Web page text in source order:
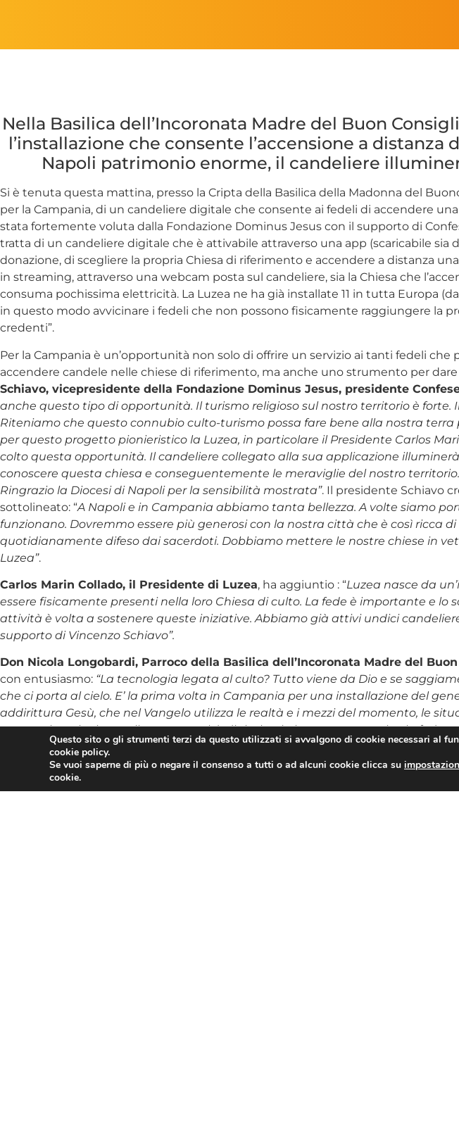
Nella Basilica dell’Incoronata Madre del Buon
l’installazione che consente l’accensione a distanza
Napoli patrimonio enorme, il candeliere
Si è tenuta questa mattina, presso la Cripta della Basilica della Madonna del
per la Campania, di un candeliere digitale che consente ai fedeli di accendere
stata fortemente voluta dalla Fondazione Dominus Jesus con il supporto di
tratta di un candeliere digitale che è attivabile attraverso una app (scaricabile
donazione, di scegliere la propria Chiesa di riferimento e accendere a distanza
in streaming, attraverso una webcam posta sul candeliere, sia la Chiesa che
consuma pochissima elettricità. La Luzea ne ha già installate 11 in tutta Europa
in questo modo avvicinare i fedeli che non possono fisicamente raggiungere la
credenti”.
Per la Campania è un’opportunità non solo di offrire un servizio ai tanti fedeli
accendere candele nelle chiese di riferimento, ma anche uno strumento per
Schiavo, vicepresidente della Fondazione Dominus Jesus, presidente
anche questo tipo di opportunità. Il turismo religioso sul nostro territorio è forte.
Riteniamo che questo connubio culto-turismo possa fare bene alla nostra
per questo progetto pionieristico la Luzea, in particolare il Presidente Carlos
colto questa opportunità. Il candeliere collegato alla sua applicazione
conoscere questa chiesa e conseguentemente le meraviglie del nostro
Ringrazio la Diocesi di Napoli per la sensibilità mostrata”. Il presidente Schiavo
sottolineato: “A Napoli e in Campania abbiamo tanta bellezza. A volte siamo
funzionano. Dovremmo essere più generosi con la nostra città che è così ricca
quotidianamente difeso dai sacerdoti. Dobbiamo mettere le nostre chiese in
Luzea”.
Carlos Marin Collado, il Presidente di Luzea, ha aggiuntio : “Luzea nasce da
essere fisicamente presenti nella loro Chiesa di culto. La fede è importante e lo
attività è volta a sostenere queste iniziative. Abbiamo già attivi undici
supporto di Vincenzo Schiavo”.
Don Nicola Longobardi, Parroco della Basilica dell’Incoronata Madre del
con entusiasmo: “La tecnologia legata al culto? Tutto viene da Dio e se
che ci porta al cielo. E’ la prima volta in Campania per una installazione del
addirittura Gesù, che nel Vangelo utilizza le realtà e i mezzi del momento, le
queste situazioni attuali, questa realtà digitale, ci aiutano a tener viva la fede
trascendente, attraverso le immagini e accedendo una candela da lontano,
Suor Giovanna, Madre Superiora della Suore di Santa Patrizia.
Leggi le altre notizie Confesercenti dal territorio
Questo sito o gli strumenti terzi da questo utilizzati si avvalgono di cookie necessari al
cookie policy.
Se vuoi saperne di più o negare il consenso a tutti o ad alcuni cookie clicca su
cookie.